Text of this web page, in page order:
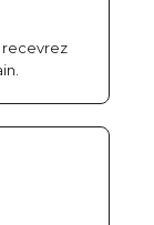
recevrez